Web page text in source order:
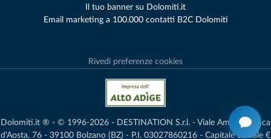
Il tuo banner su Dolomiti.it
Email marketing a 100.000 contatti B2C Dolomiti
Rivedi preferenze cookies
Dolomiti.it ® - © 1996-2026 - DESTINATION S.r.l. - Viale Amedeo Duca
d'Aosta, 76 - 39100 Bolzano (BZ) - P.I. 03027860216 - Capitale Sociale €